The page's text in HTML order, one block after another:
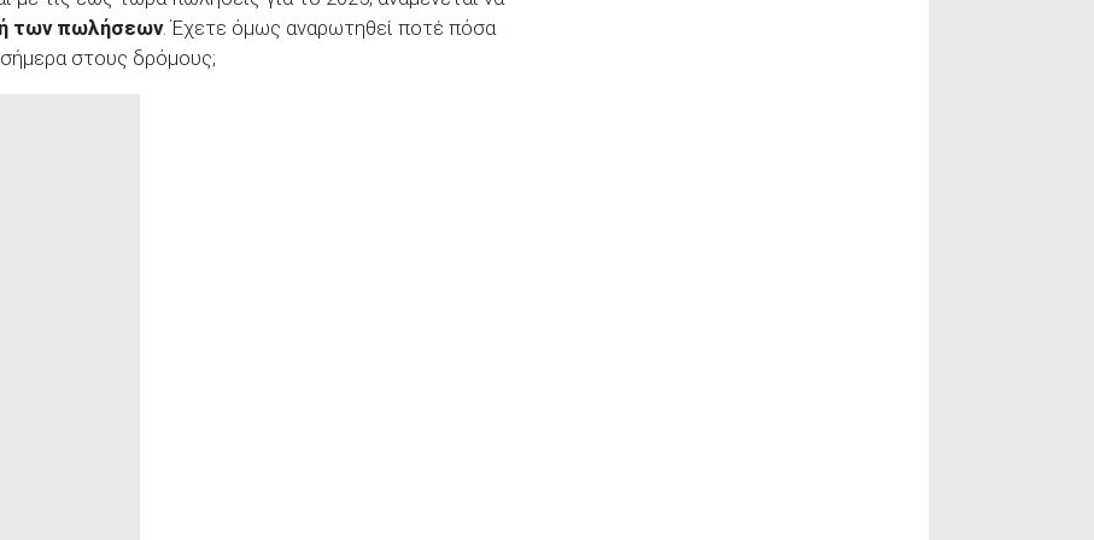
των πωλήσεων. Έχετε όμως αναρωτηθεί ποτέ πόσα
στους δρόμους;